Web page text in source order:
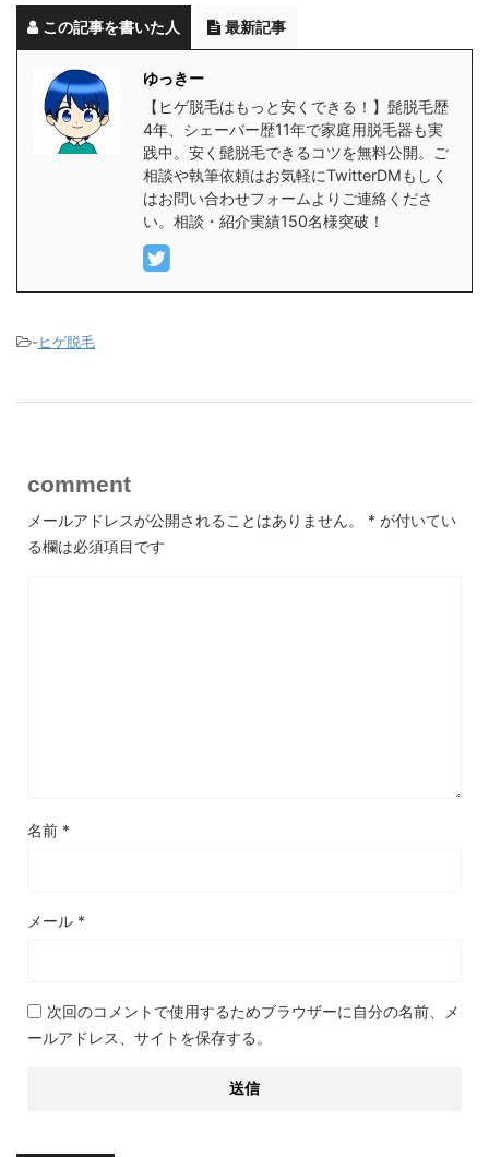
この記事を書いた人 最新記事
ゆっきー
【ヒゲ脱毛はもっと安くできる！】髭脱毛歴
4年、シェーバー歴11年で家庭用脱毛器も実
践中。安く髭脱毛できるコツを無料公開。ご
相談や執筆依頼はお気軽にTwitterDMもしく
はお問い合わせフォームよりご連絡くださ
い。相談・紹介実績150名様突破！
-ヒゲ脱毛
comment
メールアドレスが公開されることはありません。 * が付いてい
る欄は必須項目です
名前 *
メール *
次回のコメントで使用するためブラウザーに自分の名前、メ
ールアドレス、サイトを保存する。